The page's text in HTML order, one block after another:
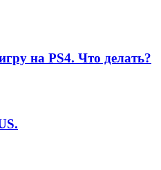
на PS4. Что делать?